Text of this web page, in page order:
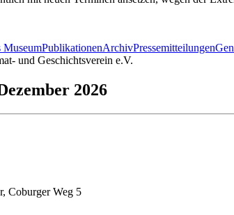
MuseumPublikationenArchivPressemitteilungen
und Geschichtsverein e.V.
2026
Coburger Weg 5